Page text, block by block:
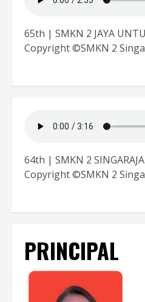
65th | SMKN 2 JAYA
Copyright ©SMKN 2
64th | SMKN 2
Copyright ©SMKN 2
PRINCIPAL